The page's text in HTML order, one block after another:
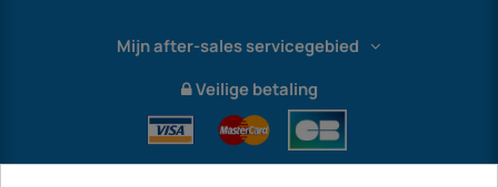
Mijn after-sales servicegebied
Veilige betaling